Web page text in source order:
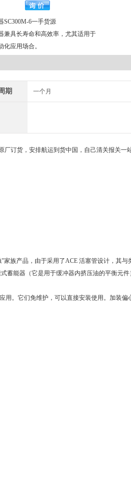
SC300M-6一手货源
兼具长寿命和高效率，尤其适用于
化应用场合。
期 一个月
订货，安排航运到货中国，自己清关报关一
家族产品，由于采用了ACE 活塞管设计，其与
蓄能器（它是用于缓冲器内挤压油的平衡元件
用。它们免维护，可以直接安装使用。加装偏